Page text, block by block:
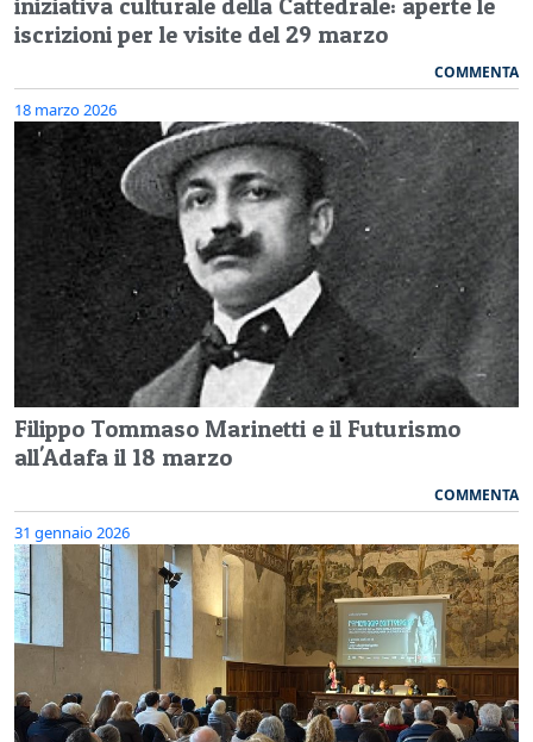
iscrizioni per le visite del 29 marzo
COMMENTA
18 marzo 2026
Filippo Tommaso Marinetti e il Futurismo
all'Adafa il 18 marzo
COMMENTA
31 gennaio 2026